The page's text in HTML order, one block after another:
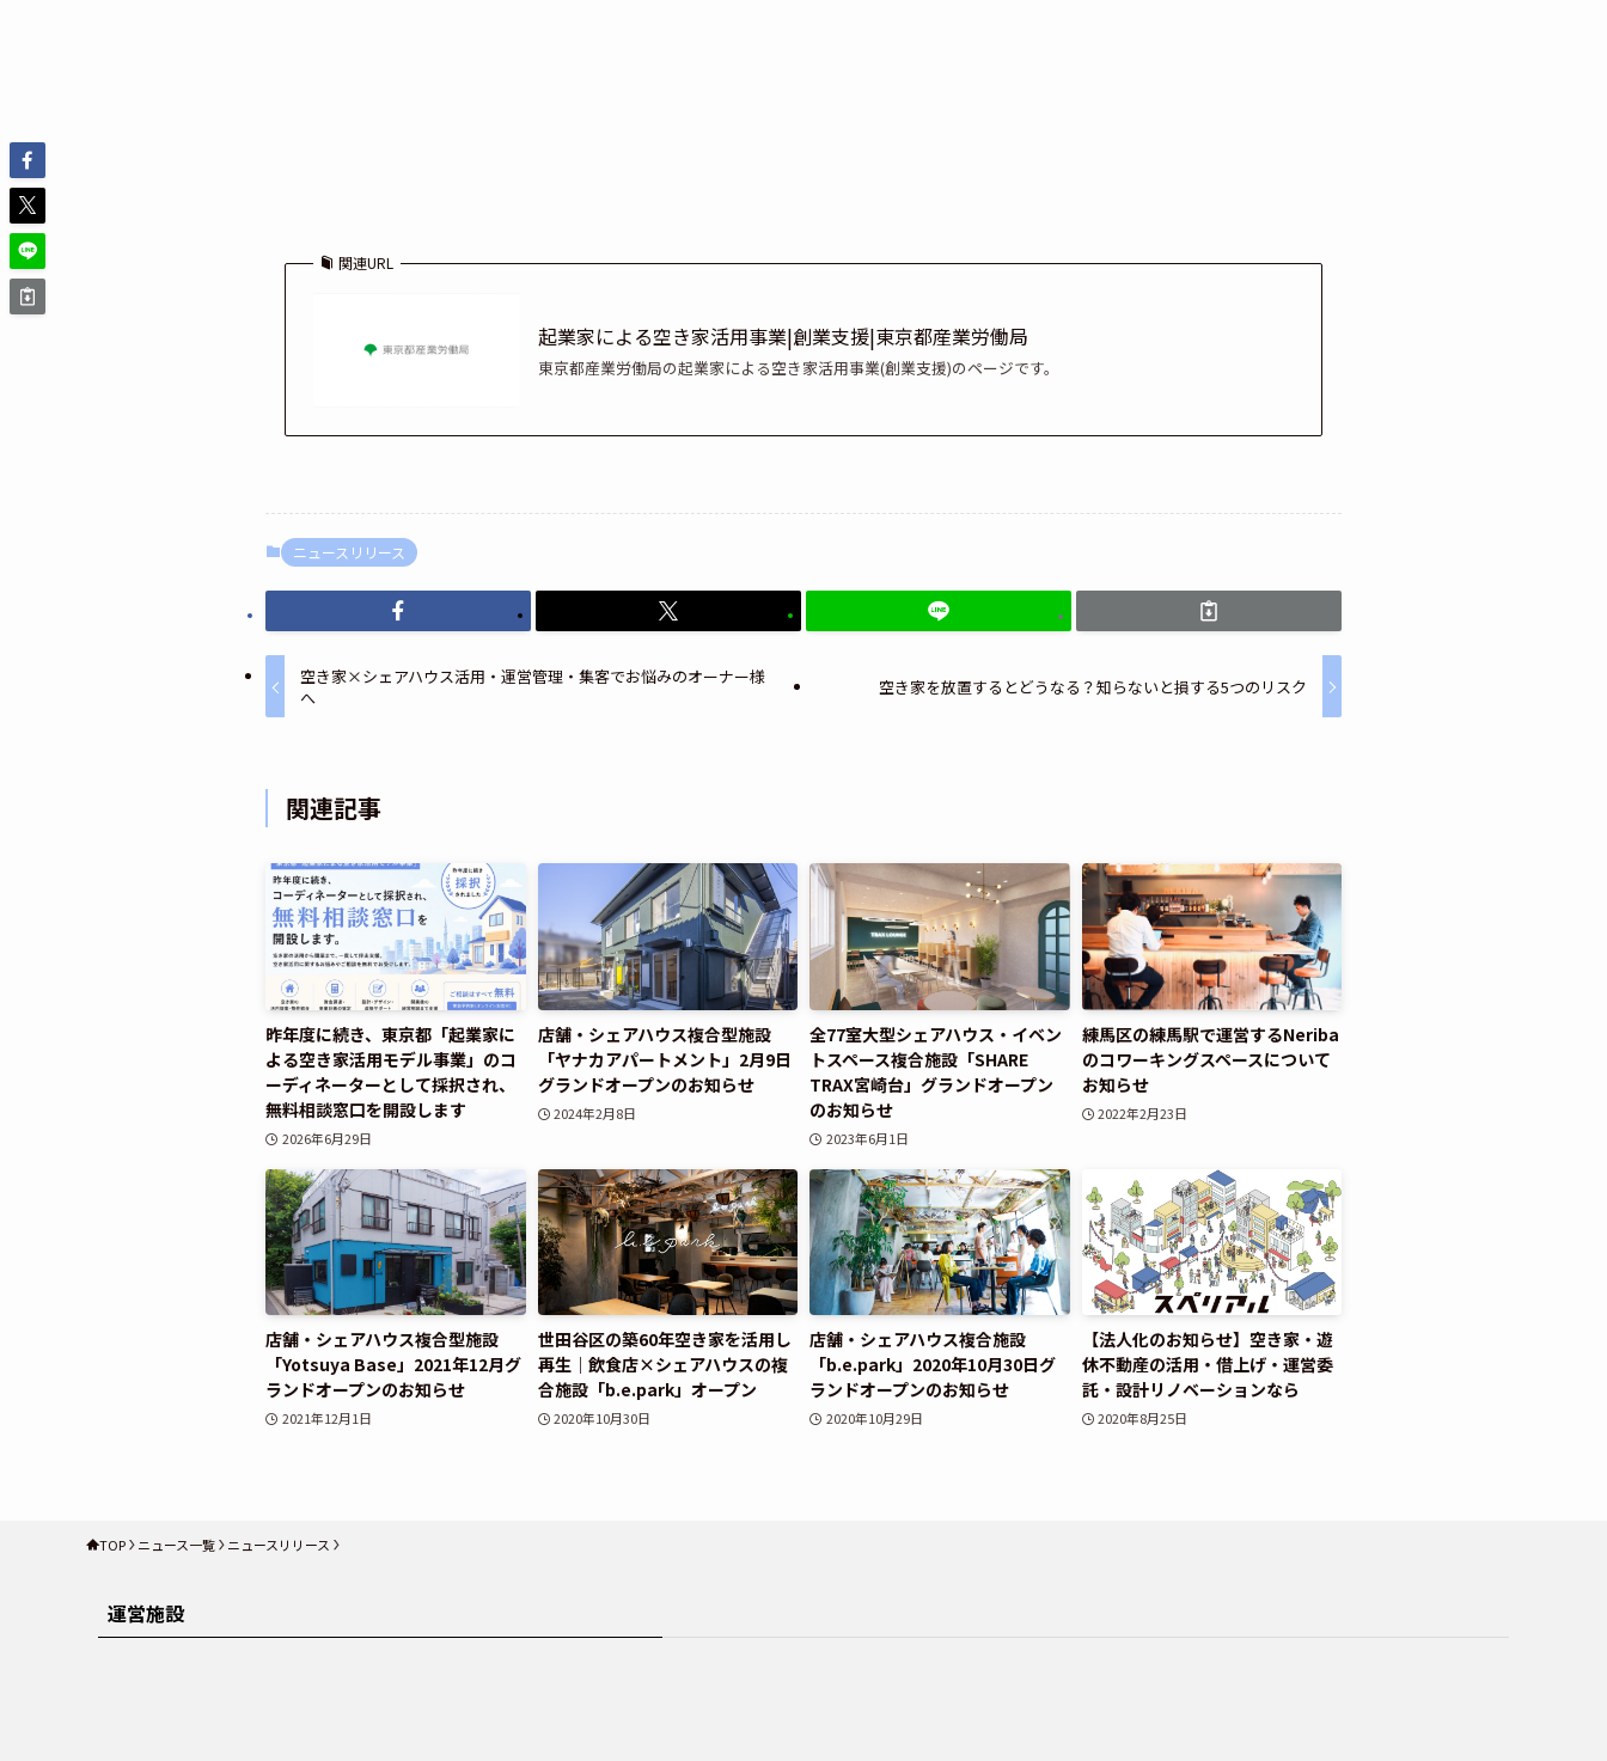
関連URL
起業家による空き家活用事業|創業支援|東京都産業労働局
東京都産業労働局の起業家による空き家活用事業(創業支援)のページです。
ニュースリリース
空き家×シェアハウス活用・運営管理・集客でお悩みのオーナー様
へ
空き家を放置するとどうなる？知らないと損する5つのリスク
関連記事
昨年度に続き、東京都「起業家に
よる空き家活用モデル事業」のコ
ーディネーターとして採択され、
無料相談窓口を開設します
2026年6月29日
店舗・シェアハウス複合型施設
「ヤナカアパートメント」2月9日
グランドオープンのお知らせ
2024年2月8日
全77室大型シェアハウス・イベン
トスペース複合施設「SHARE
TRAX宮崎台」グランドオープン
のお知らせ
2023年6月1日
練馬区の練馬駅で運営するNeriba
のコワーキングスペースについて
お知らせ
2022年2月23日
店舗・シェアハウス複合型施設
「Yotsuya Base」2021年12月グ
ランドオープンのお知らせ
2021年12月1日
世田谷区の築60年空き家を活用し
再生｜飲食店×シェアハウスの複
合施設「b.e.park」オープン
2020年10月30日
店舗・シェアハウス複合施設
「b.e.park」2020年10月30日グ
ランドオープンのお知らせ
2020年10月29日
【法人化のお知らせ】空き家・遊
休不動産の活用・借上げ・運営委
託・設計リノベーションなら
2020年8月25日
TOP ニュース一覧 ニュースリリース
運営施設